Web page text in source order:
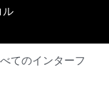
ル
てのインターフ